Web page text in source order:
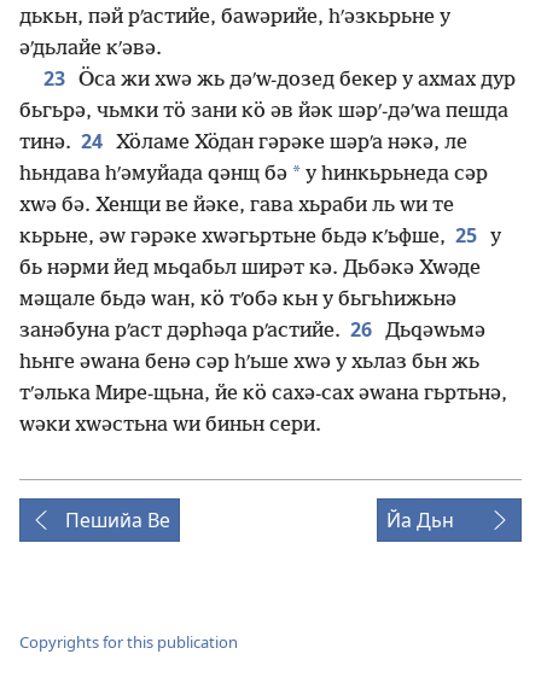
дькьн, пәй рʹастийе, баԝәрийе, һʹәзкьрьне у
әʹдьлайе кʹәвә.
23 Ӧса жи хԝә жь дәʹԝ-дозед бекер у ахмах дур
бьгьрә, чьмки тӧ зани кӧ әв йәк шәрʹ-дәʹԝа пешда
тинә. 24 Хӧламе Хӧдан гәрәке шәрʹа нәкә, ле
һьндава һʹәмуйада ԛәнщ бә * у һинкьрьнеда сәр
хԝә бә. Хенщи ве йәке, гава хьраби ль ԝи те
кьрьне, әԝ гәрәке хԝәгьртьне бьдә кʹьфше, 25 у
бь нәрми йед мьԛабьл ширәт кә. Дьбәкә Хԝәде
мәщале бьдә ԝан, кӧ тʹобә кьн у бьгьһижьнә
занәбуна рʹаст дәрһәԛа рʹастийе. 26 Дьԛәԝьмә
һьнге әԝана бенә сәр һʹьше хԝә у хьлаз бьн жь
тʹәлька Мире-щьна, йе кӧ сахә-сах әԝана гьртьнә,
ԝәки хԝәстьна ԝи биньн сери.
Пешийа Ве Йа Дьн
Copyrights for this publication